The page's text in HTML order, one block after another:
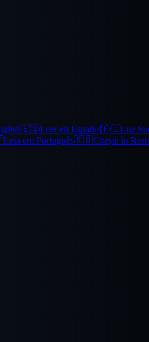
🇪🇸Leer en Español🇫🇮Lue
Leia em Português🇷🇴Citește în